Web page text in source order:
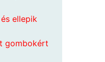
ellepik
gombokért